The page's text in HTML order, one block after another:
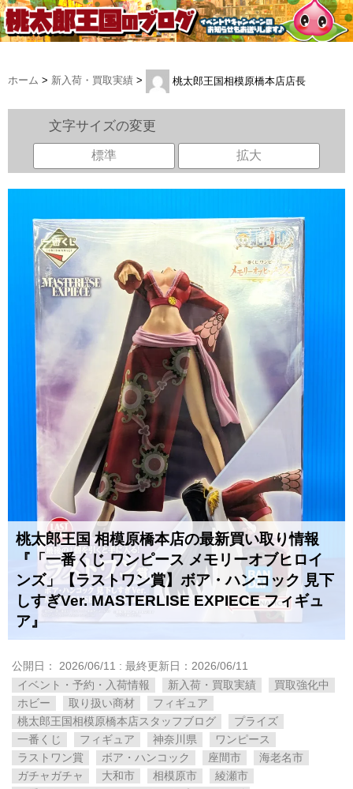
ホーム > 新入荷・買取実績 > 桃太郎王国相模原橋本店店長
文字サイズの変更
標準 拡大
桃太郎王国 相模原橋本店の最新買い取り情報
『「一番くじ ワンピース メモリーオブヒロイ
ンズ」【ラストワン賞】ボア・ハンコック 見下
しすぎVer. MASTERLISE EXPIECE フィギュ
ア』
公開日： 2026/06/11 : 最終更新日：2026/06/11
イベント・予約・入荷情報
新入荷・買取実績
買取強化中
ホビー
取り扱い商材
フィギュア
桃太郎王国相模原橋本店スタッフブログ
プライズ
一番くじ
フィギュア 神奈川県
ワンピース
ラストワン賞
ボア・ハンコック 座間市
海老名市
ガチャガチャ
大和市 相模原市
綾瀬市